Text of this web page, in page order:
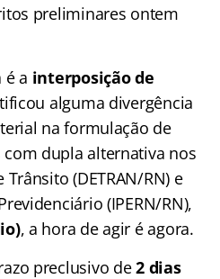
preliminares ontem
é a interposição de
alguma divergência
na formulação de
dupla alternativa nos
(DETRAN/RN) e
(IPERN/RN),
, a hora de agir é agora.
preclusivo de2 dias